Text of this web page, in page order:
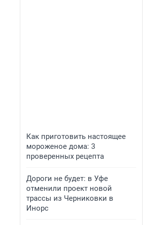
Как приготовить настоящее
мороженое дома: 3
проверенных рецепта
Дороги не будет: в Уфе
отменили проект новой
трассы из Черниковки в
Инорс